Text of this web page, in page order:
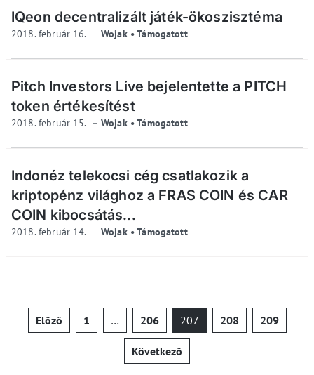
IQeon decentralizált játék-ökoszisztéma
2018. február 16. Wojak • Támogatott
Pitch Investors Live bejelentette a PITCH
token értékesítést
2018. február 15. Wojak • Támogatott
Indonéz telekocsi cég csatlakozik a
kriptopénz világhoz a FRAS COIN és CAR
COIN kibocsátás...
2018. február 14. Wojak • Támogatott
Bejegyzések
lapozása
Előző 1 … 206 207 208 209
Következő